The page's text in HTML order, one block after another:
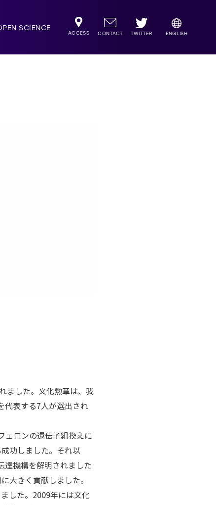
SCIENCE
ACCESS CONTACT TWITTER ENGLISH
ました。文化勲章は、我
代表する7人が選出され
ェロンの遺伝子組換えに
功しました。それ以
達機構を解明されました
大きく貢献しました。
した。2009年には文化